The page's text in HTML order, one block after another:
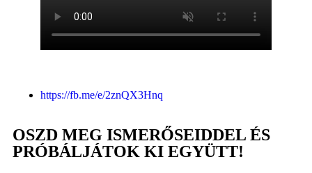
https://fb.me/e/2znQX3Hnq
OSZD MEG ISMERŐSEIDDEL ÉS
PRÓBÁLJÁTOK KI EGYÜTT!